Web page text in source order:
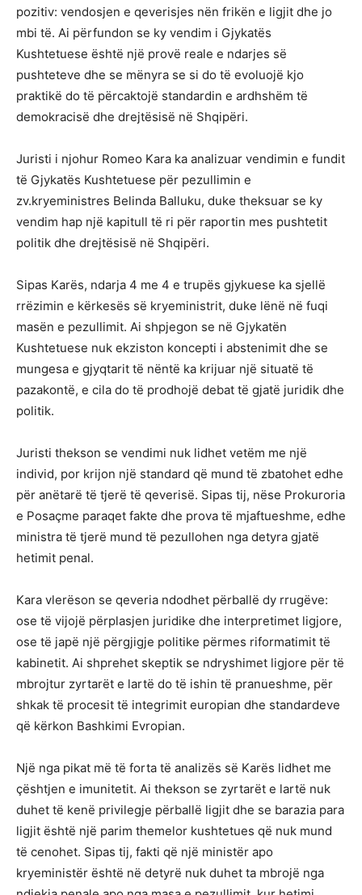
pozitiv: vendosjen e qeverisjes nën frikën e ligjit dhe jo
mbi të. Ai përfundon se ky vendim i Gjykatës
Kushtetuese është një provë reale e ndarjes së
pushteteve dhe se mënyra se si do të evoluojë kjo
praktikë do të përcaktojë standardin e ardhshëm të
demokracisë dhe drejtësisë në Shqipëri.
Juristi i njohur Romeo Kara ka analizuar vendimin e fundit
të Gjykatës Kushtetuese për pezullimin e
zv.kryeministres Belinda Balluku, duke theksuar se ky
vendim hap një kapitull të ri për raportin mes pushtetit
politik dhe drejtësisë në Shqipëri.
Sipas Karës, ndarja 4 me 4 e trupës gjykuese ka sjellë
rrëzimin e kërkesës së kryeministrit, duke lënë në fuqi
masën e pezullimit. Ai shpjegon se në Gjykatën
Kushtetuese nuk ekziston koncepti i abstenimit dhe se
mungesa e gjyqtarit të nëntë ka krijuar një situatë të
pazakontë, e cila do të prodhojë debat të gjatë juridik dhe
politik.
Juristi thekson se vendimi nuk lidhet vetëm me një
individ, por krijon një standard që mund të zbatohet edhe
për anëtarë të tjerë të qeverisë. Sipas tij, nëse Prokuroria
e Posaçme paraqet fakte dhe prova të mjaftueshme, edhe
ministra të tjerë mund të pezullohen nga detyra gjatë
hetimit penal.
Kara vlerëson se qeveria ndodhet përballë dy rrugëve:
ose të vijojë përplasjen juridike dhe interpretimet ligjore,
ose të japë një përgjigje politike përmes riformatimit të
kabinetit. Ai shprehet skeptik se ndryshimet ligjore për të
mbrojtur zyrtarët e lartë do të ishin të pranueshme, për
shkak të procesit të integrimit europian dhe standardeve
që kërkon Bashkimi Evropian.
Një nga pikat më të forta të analizës së Karës lidhet me
çështjen e imunitetit. Ai thekson se zyrtarët e lartë nuk
duhet të kenë privilegje përballë ligjit dhe se barazia para
ligjit është një parim themelor kushtetues që nuk mund
të cenohet. Sipas tij, fakti që një ministër apo
kryeministër është në detyrë nuk duhet ta mbrojë nga